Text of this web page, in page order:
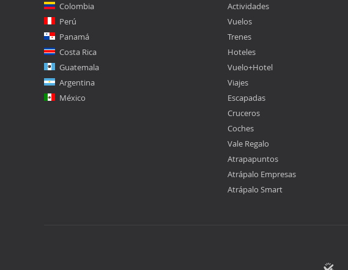
Colombia
Perú
Panamá
Costa Rica
Guatemala
Argentina
México
Actividades
Vuelos
Trenes
Hoteles
Vuelo+Hotel
Viajes
Escapadas
Cruceros
Coches
Vale Regalo
Atrapapuntos
Atrápalo Empresas
Atrápalo Smart